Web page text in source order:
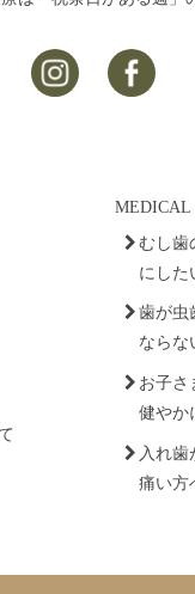
MEDICAL
むし歯
にした
歯が虫
ならな
お子さ
健やか
入れ歯
痛い方